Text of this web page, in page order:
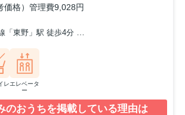
格） 管理費9,028円
「東野」駅 徒歩4分
レエレベータ
ー
のおうちを掲載している理由は